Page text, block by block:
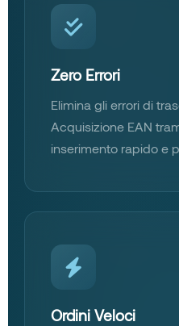
Zero Errori
Elimina gli errori di
Acquisizione EAN
inserimento rapido e
Ordini Veloci